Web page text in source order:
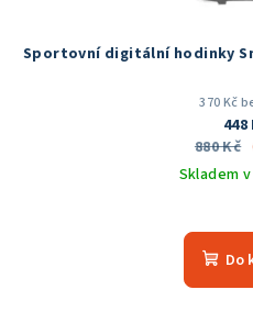
Sportovní digitální hodinky
370 Kč
448
880 Kč
Skladem v
Do